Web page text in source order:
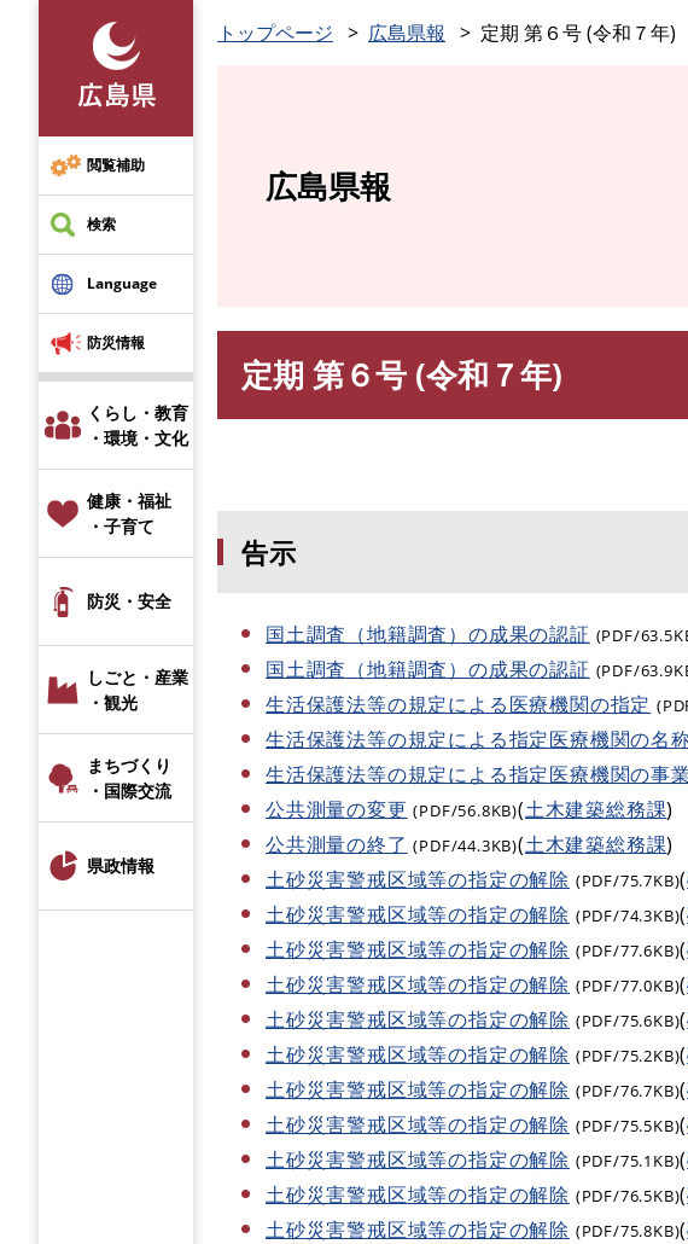
先
頭
で
す
閲覧補助
検索
Language
防災情報
くらし・教育
・環境・文化
健康・福祉
・子育て
防災・安全
しごと・産業
・観光
まちづくり
・国際交流
県政情報
トップページ 広島県報 定期 第６号 (令和７年)
広島県報
定期 第６号 (令和７年)
告示
国土調査（地籍調査）の成果の認証 (PDF/
国土調査（地籍調査）の成果の認証 (PDF/
生活保護法等の規定による医療機関の指定
生活保護法等の規定による指定医療機関の名
生活保護法等の規定による指定医療機関の事
公共測量の変更 (PDF/56.8KB)(土木建築総務課)
公共測量の終了 (PDF/44.3KB)(土木建築総務課)
土砂災害警戒区域等の指定の解除 (PDF/75.7KB)(
土砂災害警戒区域等の指定の解除 (PDF/74.3KB)(
土砂災害警戒区域等の指定の解除 (PDF/77.6KB)(
土砂災害警戒区域等の指定の解除 (PDF/77.0KB)(
土砂災害警戒区域等の指定の解除 (PDF/75.6KB)(
土砂災害警戒区域等の指定の解除 (PDF/75.2KB)(
土砂災害警戒区域等の指定の解除 (PDF/76.7KB)(
土砂災害警戒区域等の指定の解除 (PDF/75.5KB)(
土砂災害警戒区域等の指定の解除 (PDF/75.1KB)(
土砂災害警戒区域等の指定の解除 (PDF/76.5KB)(
土砂災害警戒区域等の指定の解除 (PDF/75.8KB)(